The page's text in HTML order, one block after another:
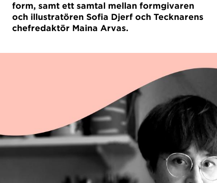
form, samt ett samtal mellan formgivaren
och illustratören Sofia Djerf och Tecknarens
chefredaktör Maina Arvas.